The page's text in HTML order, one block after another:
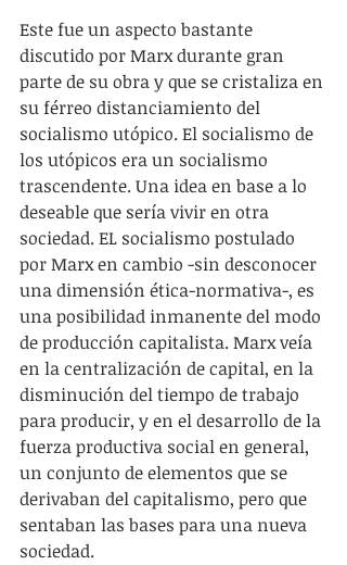
Este fue un aspecto bastante
discutido por Marx durante gran
parte de su obra y que se cristaliza en
su férreo distanciamiento del
socialismo utópico. El socialismo de
los utópicos era un socialismo
trascendente. Una idea en base a lo
deseable que sería vivir en otra
sociedad. EL socialismo postulado
por Marx en cambio -sin desconocer
una dimensión ética-normativa-, es
una posibilidad inmanente del modo
de producción capitalista. Marx veía
en la centralización de capital, en la
disminución del tiempo de trabajo
para producir, y en el desarrollo de la
fuerza productiva social en general,
un conjunto de elementos que se
derivaban del capitalismo, pero que
sentaban las bases para una nueva
sociedad.